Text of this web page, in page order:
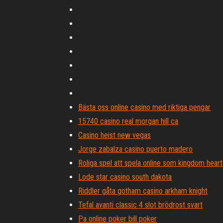
Bästa oss online casino med riktiga pengar
15740 casino real morgan hill ca
Casino heist new vegas
Jorge zabalza casino puerto madero
Roliga spel att spela online som kingdom
Lode star casino south dakota
Riddler gåta gotham casino arkham knight
Tefal avanti classic 4 slot brödrost svart
Pa online poker bill poker